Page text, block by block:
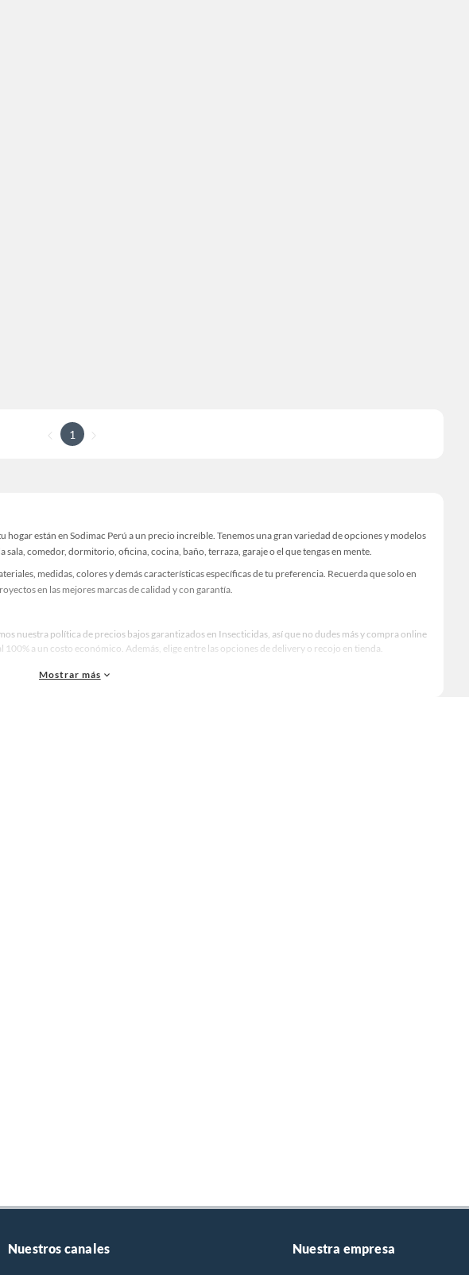
1
están en Sodimac Perú a un precio increíble. Tenemos una gran variedad de opciones y modelos
sala, comedor, dormitorio, oficina, cocina, baño, terraza, garaje o el que tengas en mente.
medidas, colores y demás características específicas de tu preferencia. Recuerda que solo en
en las mejores marcas de calidad y con garantía.
nuestra política de precios bajos garantizados en Insecticidas, así que no dudes más y compra online
a un costo económico. Además, elige entre las opciones de delivery o recojo en tienda.
Mostrar más
Nuestros canales Nuestra empresa